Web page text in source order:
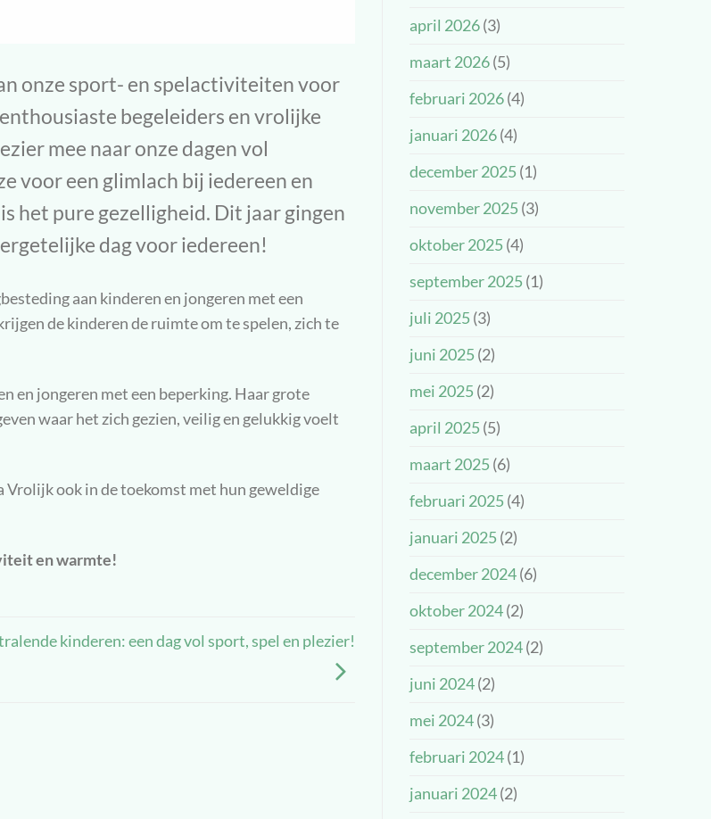
onze sport- en spelactiviteiten voor
begeleiders en vrolijke
mee naar onze dagen vol
voor een glimlach bij iedereen en
het pure gezelligheid. Dit jaar gingen
dag voor iedereen!
aan kinderen en jongeren met een
de kinderen de ruimte om te spelen, zich te
en jongeren met een beperking. Haar grote
waar het zich gezien, veilig en gelukkig voelt
ook in de toekomst met hun geweldige
en warmte!
kinderen: een dag vol sport, spel en plezier!
april 2026(3)
maart 2026(5)
februari 2026(4)
januari 2026(4)
december 2025(1)
november 2025(3)
oktober 2025(4)
september 2025(1)
juli 2025(3)
juni 2025(2)
mei 2025(2)
april 2025(5)
maart 2025(6)
februari 2025(4)
januari 2025(2)
december 2024(6)
oktober 2024(2)
september 2024(2)
juni 2024(2)
mei 2024(3)
februari 2024(1)
januari 2024(2)